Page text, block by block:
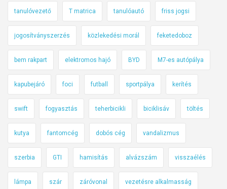
tanulóvezető T matrica tanulóautó friss jogsi
jogosítványszerzés közlekedési morál feketedoboz
bem rakpart elektromos hajó BYD M7-es autópálya
kapubejáró foci futball sportpálya kerítés
swift fogyasztás teherbicikli biciklisáv töltés
kutya fantomcég dobós cég vandalizmus
szerbia GTI hamisítás alvázszám visszaélés
lámpa szár záróvonal vezetésre alkalmasság